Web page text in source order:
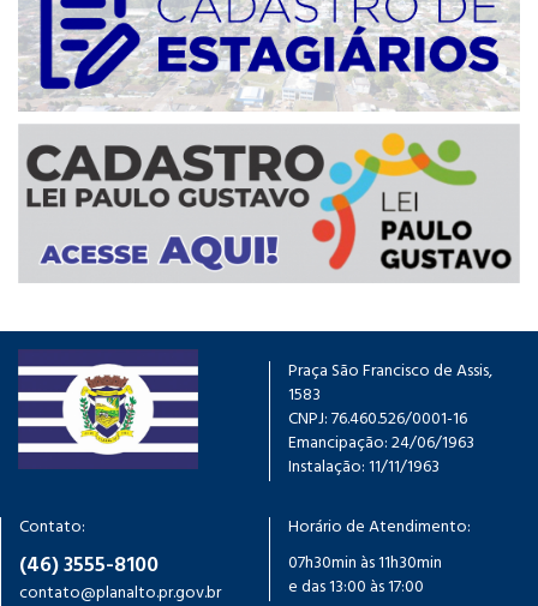
Praça São Francisco de Assis,
1583
CNPJ: 76.460.526/0001-16
Emancipação: 24/06/1963
Instalação: 11/11/1963
Contato:
(46) 3555-8100
contato@planalto.pr.gov.br
Horário de Atendimento:
07h30min às 11h30min
e das 13:00 às 17:00